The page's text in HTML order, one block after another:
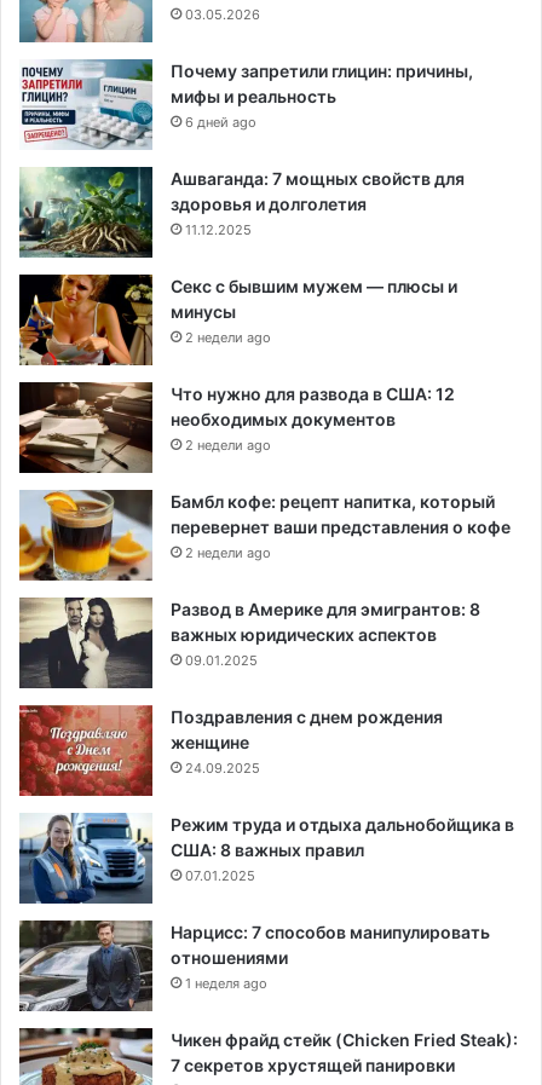
03.05.2026
Почему запретили глицин: причины,
мифы и реальность
6 дней ago
Ашваганда: 7 мощных свойств для
здоровья и долголетия
11.12.2025
Секс с бывшим мужем — плюсы и
минусы
2 недели ago
Что нужно для развода в США: 12
необходимых документов
2 недели ago
Бамбл кофе: рецепт напитка, который
перевернет ваши представления о кофе
2 недели ago
Развод в Америке для эмигрантов: 8
важных юридических аспектов
09.01.2025
Поздравления с днем рождения
женщине
24.09.2025
Режим труда и отдыха дальнобойщика в
США: 8 важных правил
07.01.2025
Нарцисс: 7 способов манипулировать
отношениями
1 неделя ago
Чикен фрайд стейк (Chicken Fried Steak):
7 секретов хрустящей панировки